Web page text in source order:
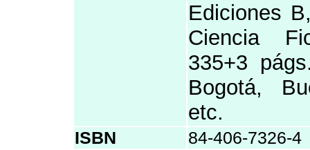
Ediciones
Ciencia
335+3
Bogotá,
etc.
ISBN
84-406-7326-4